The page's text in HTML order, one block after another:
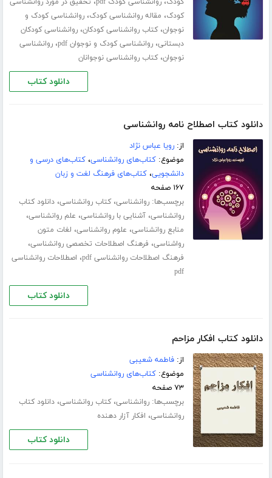
کودک روانشناسی کودک pdf
تحقیق در مورد روانشناسی
کودک، مقاله روانشناسی کودک،روانشناسی کودک و
نوجوان،کتاب روانشناسی کودکان،روانشناسی کودکان
دبستانی،روانشناسی کودک و نوجوان pdf ،روانشناسی
نوجوان،کتاب روانشناسی نوجوانان
دانلود کتاب
دانلود کتاب اصطلاح نامه روانشناسی
از:رویا عباس نژاد
موضوع:کتاب‌های روانشناسی،کتاب‌های درسی و
دانشجویی،کتاب‌های فرهنگ لغت و زبان
۱۶۷ صفحه
برچسب‌ها:روانشناسی،کتاب روانشناسی،دانلود کتاب
روانشناسی،آشنایی با روانشناسی، علم روانشناسی،
منابع روانشناسی، علوم روانشناسی، لغات متون
رواشناسی، فرهنگ اصطلاحات تخصصی روانشناسی،
فرهنگ اصطلاحات روانشناسی pdf ، اصطلاحات روانشناسی
pdf
دانلود کتاب
دانلود کتاب افکار مزاحم
از:فاطمه شعیبی
موضوع:کتاب‌های روانشناسی
۷۳ صفحه
برچسب‌ها:روانشناسی،کتاب روانشناسی،دانلود کتاب
روانشناسی، افکار آزار دهنده
دانلود کتاب